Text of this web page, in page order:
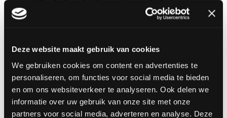
Deze website maakt gebruik van cookies
We gebruiken cookies om content en advertenties te
personaliseren, om functies voor social media te bieden
en om ons websiteverkeer te analyseren. Ook delen we
informatie over uw gebruik van onze site met onze
partners voor social media, adverteren en analyse. Deze
Wij zetten de stappen hieronder voor je op een rij.
Download en print het formulier. Dit formulier
heet 'Aanvraagformulier subsidies' en vindt je op
deze pagina.
Vul alle gegevens in die van toepassing zijn.